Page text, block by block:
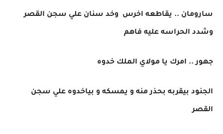
سارومان .. يقاطعه اخرس وخد سنان علي سجن القصر
وشدد الحراسه عليه فاهم
جهور .. امرك يا مولاي الملك خدوه
الجنود بيقربه بحذر منه و يمسكه و بياخدوه علي سجن
القصر